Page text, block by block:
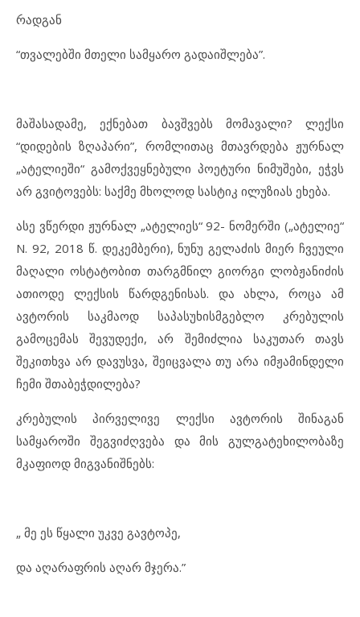
რადგან
“თვალებში მთელი სამყარო გადაიშლება”.
მაშასადამე, ექნებათ ბავშვებს მომავალი? ლექსი
“დიდების ზღაპარი”, რომლითაც მთავრდება ჟურნალ
„ატელიეში“ გამოქვეყნებული პოეტური ნიმუშები, ეჭვს
არ გვიტოვებს: საქმე მხოლოდ სასტიკ ილუზიას ეხება.
ასე ვწერდი ჟურნალ „ატელიეს“ 92- ნომერში („ატელიე“
N. 92, 2018 წ. დეკემბერი), ნუნუ გელაძის მიერ ჩვეული
მაღალი ოსტატობით თარგმნილ გიორგი ლობჟანიძის
ათიოდე ლექსის წარდგენისას. და ახლა, როცა ამ
ავტორის საკმაოდ საპასუხისმგებლო კრებულის
გამოცემას შევუდექი, არ შემიძლია საკუთარ თავს
შეკითხვა არ დავუსვა, შეიცვალა თუ არა იმჟამინდელი
ჩემი შთაბეჭდილება?
კრებულის პირველივე ლექსი ავტორის შინაგან
სამყაროში შეგვიძღვება და მის გულგატეხილობაზე
მკაფიოდ მიგვანიშნებს:
„ მე ეს წყალი უკვე გავტოპე,
და აღარაფრის აღარ მჯერა.”